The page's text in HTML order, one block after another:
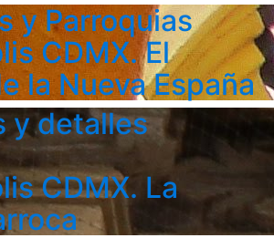
y Parroquias
CDMX. El
la Nueva España
y detalles
CDMX. La